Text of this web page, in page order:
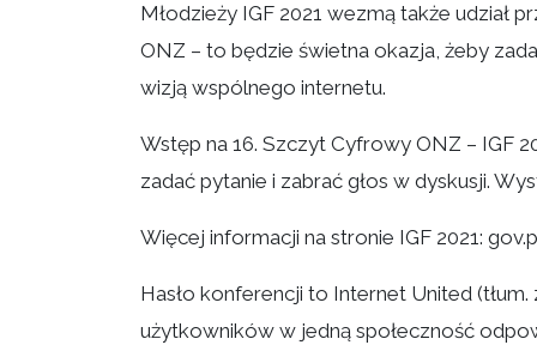
Młodzieży IGF 2021 wezmą także udział
ONZ – to będzie świetna okazja, żeby
wizją wspólnego internetu.
Wstęp na 16. Szczyt Cyfrowy ONZ – IGF
zadać pytanie i zabrać głos w dyskusji.
Więcej informacji na stronie IGF 2021:
Hasło konferencji to Internet United
użytkowników w jedną społeczność